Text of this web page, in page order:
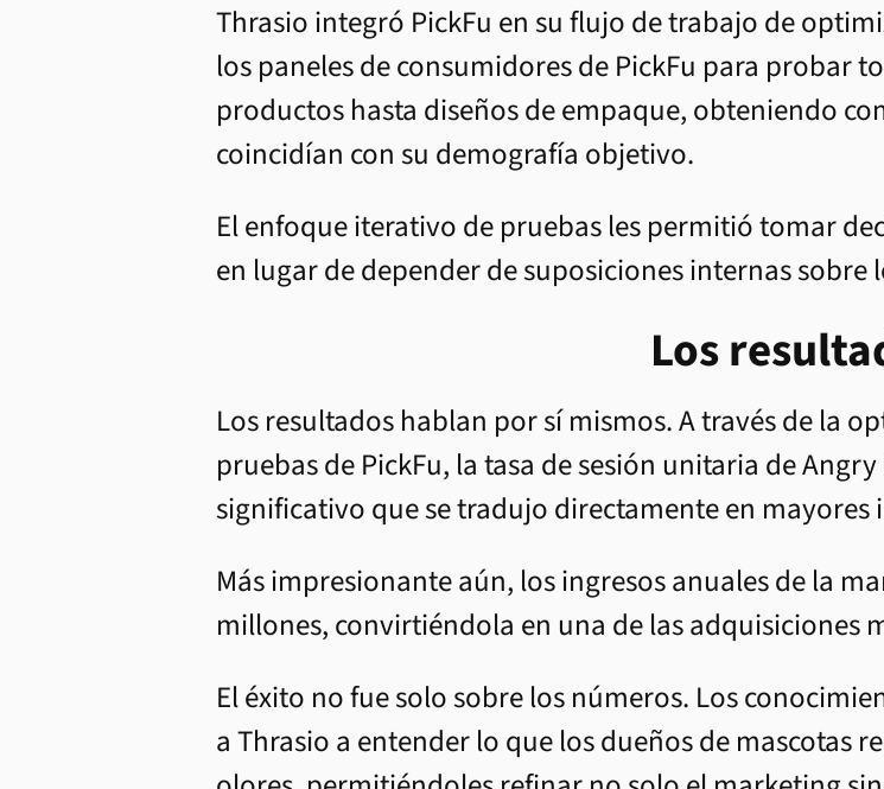
Thrasio integró PickFu en su flujo de trabajo de
los paneles de consumidores de PickFu para probar
productos hasta diseños de empaque, obteniendo
coincidían con su demografía objetivo.
El enfoque iterativo de pruebas les permitió tomar
en lugar de depender de suposiciones internas sobre
Los
Los resultados hablan por sí mismos. A través de la
pruebas de PickFu, la tasa de sesión unitaria de
significativo que se tradujo directamente en mayores
Más impresionante aún, los ingresos anuales de la
millones, convirtiéndola en una de las adquisiciones
El éxito no fue solo sobre los números. Los
a Thrasio a entender lo que los dueños de mascotas